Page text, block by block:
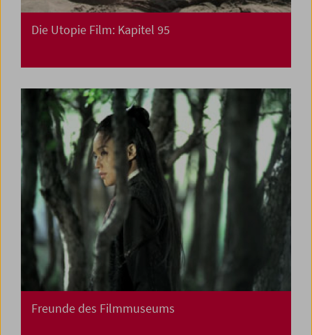
Die Utopie Film: Kapitel 95
Freunde des Filmmuseums